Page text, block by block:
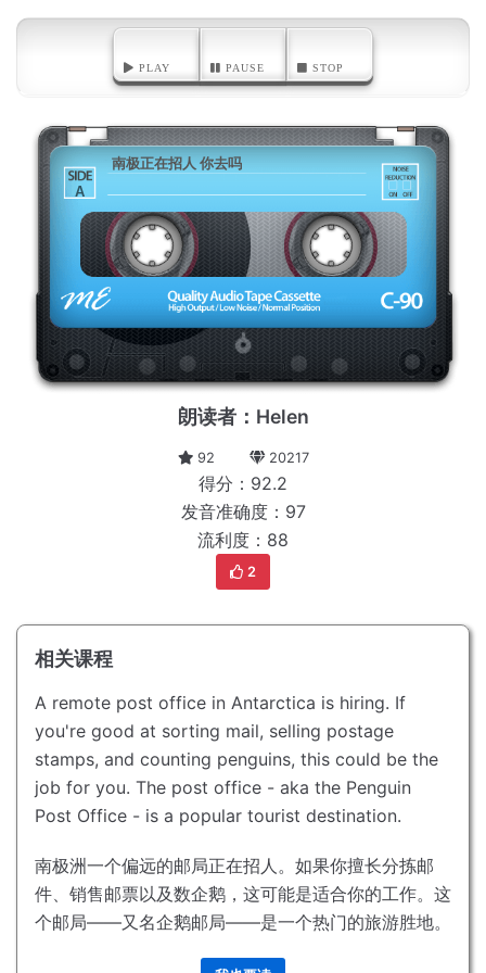
PLAY PAUSE STOP
A
南极正在招人 你去吗
朗读者：Helen
92 20217
得分：92.2
发音准确度：97
流利度：88
2
相关课程
A remote post office in Antarctica is hiring. If
you're good at sorting mail, selling postage
stamps, and counting penguins, this could be the
job for you. The post office - aka the Penguin
Post Office - is a popular tourist destination.
南极洲一个偏远的邮局正在招人。 如果你擅长分拣邮
件、销售邮票以及数企鹅，这可能是适合你的工作。 这
个邮局——又名企鹅邮局——是一个热门的旅游胜地。